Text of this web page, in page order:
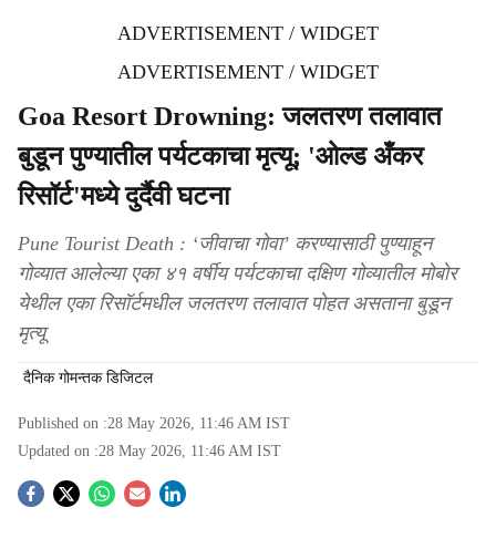
ADVERTISEMENT / WIDGET
ADVERTISEMENT / WIDGET
Goa Resort Drowning: जलतरण तलावात
बुडून पुण्यातील पर्यटकाचा मृत्यू; 'ओल्ड अँकर
रिसॉर्ट'मध्ये दुर्दैवी घटना
Pune Tourist Death : ‘जीवाचा गोवा’ करण्यासाठी पुण्याहून
गोव्यात आलेल्या एका ४१ वर्षीय पर्यटकाचा दक्षिण गोव्यातील मोबोर
येथील एका रिसॉर्टमधील जलतरण तलावात पोहत असताना बुडून
मृत्यू
दैनिक गोमन्तक डिजिटल
Published on :28 May 2026, 11:46 AM IST
Updated on :28 May 2026, 11:46 AM IST
S